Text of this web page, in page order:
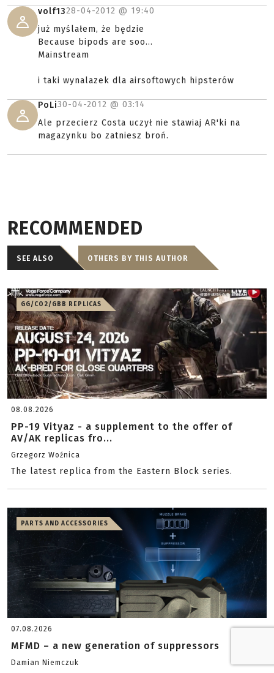
volf1328-04-2012 @ 19:40
już myślałem, że będzie
Because bipods are soo...
Mainstream
i taki wynalazek dla airsoftowych hipsterów
PoLi30-04-2012 @ 03:14
Ale przecierz Costa uczył nie stawiaj AR'ki na
magazynku bo zatniesz broń.
RECOMMENDED
SEE ALSO OTHERS BY THIS AUTHOR
GG/CO2/GBB REPLICAS
08.08.2026
PP-19 Vityaz - a supplement to the offer of
AV/AK replicas fro...
Grzegorz Woźnica
The latest replica from the Eastern Block series.
PARTS AND ACCESSORIES
07.08.2026
MFMD – a new generation of suppressors
Damian Niemczuk